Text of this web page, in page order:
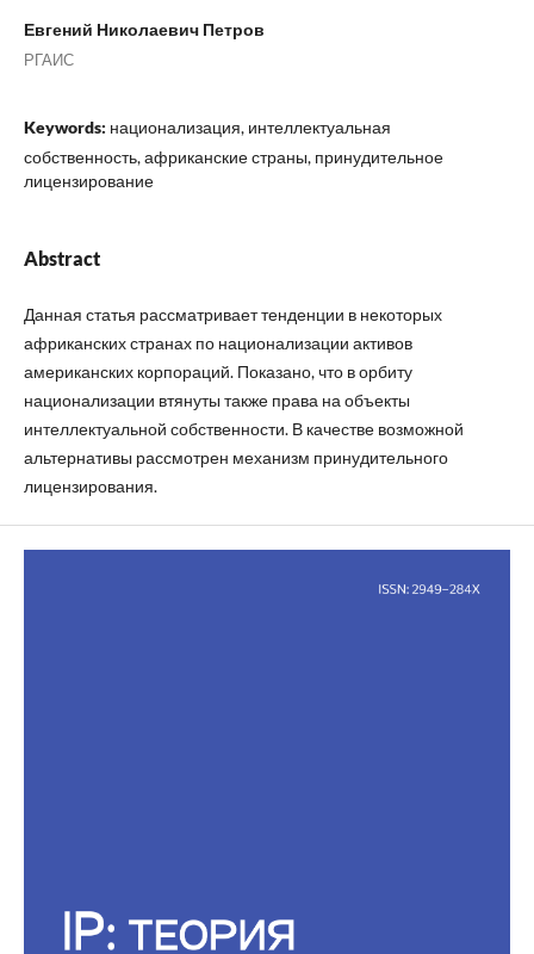
Евгений Николаевич Петров
РГАИС
Keywords: национализация, интеллектуальная
собственность, африканские страны, принудительное
лицензирование
Abstract
Данная статья рассматривает тенденции в некоторых
африканских странах по национализации активов
американских корпораций. Показано, что в орбиту
национализации втянуты также права на объекты
интеллектуальной собственности. В качестве возможной
альтернативы рассмотрен механизм принудительного
лицензирования.